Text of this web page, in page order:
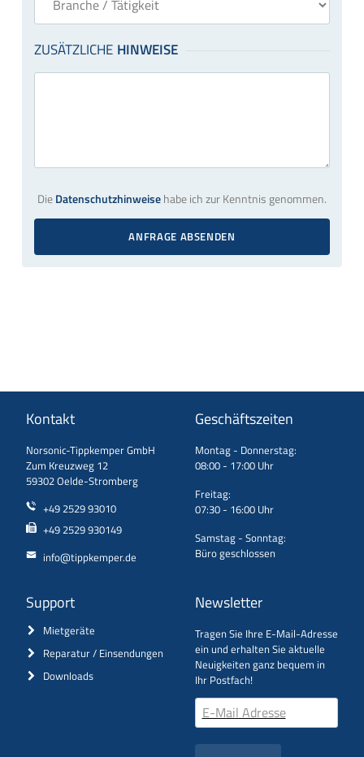
DieDatenschutzhinweisehabe ich zur Kenntnis genommen.
ANFRAGE ABSENDEN
Kontakt
Norsonic-Tippkemper GmbH
Zum Kreuzweg 12
59302 Oelde-Stromberg
+49 2529 93010
+49 2529 930149
info@tippkemper.de
Geschäftszeiten
Montag - Donnerstag:
08:00 - 17:00 Uhr
Freitag:
07:30 - 16:00 Uhr
Samstag - Sonntag:
Büro geschlossen
Support
Mietgeräte
Reparatur / Einsendungen
Downloads
Newsletter
Tragen Sie Ihre E-Mail-Adresse
ein und erhalten Sie aktuelle
Neuigkeiten ganz bequem in
Ihr Postfach!